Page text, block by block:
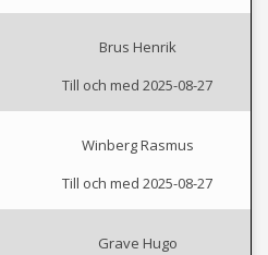
Brus Henrik
Till och med 2025-08-27
Winberg Rasmus
Till och med 2025-08-27
Grave Hugo